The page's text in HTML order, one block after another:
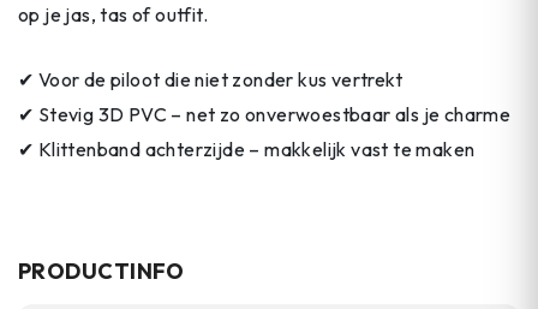
op je jas, tas of outfit.
✔ Voor de piloot die niet zonder kus vertrekt
✔ Stevig 3D PVC – net zo onverwoestbaar als je charme
✔ Klittenband achterzijde – makkelijk vast te maken
PRODUCTINFO